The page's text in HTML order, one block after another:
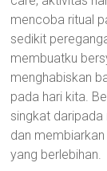
mencoba ritual
sedikit
membuatku
menghabiskan
pada hari kita.
singkat daripada
dan
yang berlebihan.